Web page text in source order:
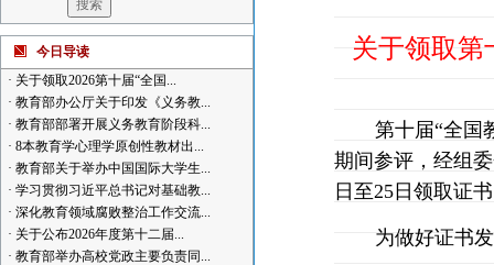
今日导读
· 关于领取2026第十届“全国...
· 教育部办公厅关于印发《义务教...
· 教育部部署开展义务教育阶段科...
· 8本教育学心理学原创性教材出...
· 教育部关于举办中国国际大学生...
· 学习贯彻习近平总书记对基础教...
· 深化教育领域腐败整治工作交流...
· 关于公布2026年度第十二届...
· 教育部举办高校党政主要负责同...
关于领取第
第十届“全国
期间参评，经组
日至25 日领取证
为做好证书